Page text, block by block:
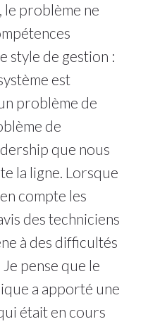
le problème ne
style de gestion :
est
problème de
de
que nous
la ligne. Lorsque
compte les
des techniciens
à des difficultés
Je pense que le
a apporté une
était en cours